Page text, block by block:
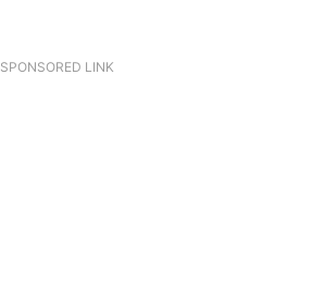
SPONSORED LINK